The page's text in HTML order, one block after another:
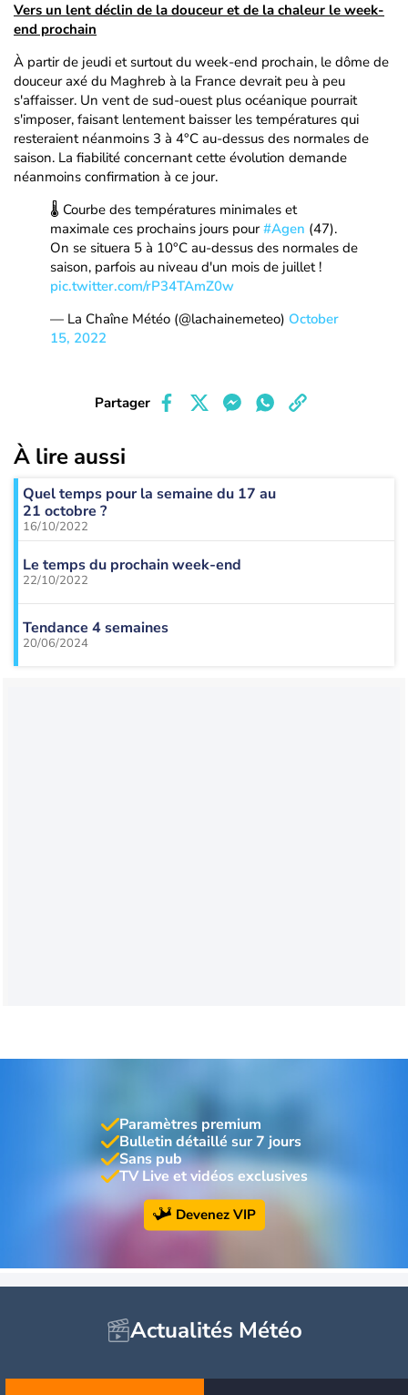
Vers un lent déclin de la douceur et de la chaleur le week-
end prochain
À partir de jeudi et surtout du week-end prochain, le dôme de
douceur axé du Maghreb à la France devrait peu à peu
s'affaisser. Un vent de sud-ouest plus océanique pourrait
s'imposer, faisant lentement baisser les températures qui
resteraient néanmoins 3 à 4°C au-dessus des normales de
saison. La fiabilité concernant cette évolution demande
néanmoins confirmation à ce jour.
🌡️ Courbe des températures minimales et
maximale ces prochains jours pour#Agen (47).
On se situera 5 à 10°C au-dessus des normales de
saison, parfois au niveau d'un mois de juillet !
pic.twitter.com/rP34TAmZ0w
— La Chaîne Météo (@lachainemeteo) October
15, 2022
Partager
À lire aussi
Quel temps pour la semaine du 17 au
21 octobre ?
16/10/2022
Le temps du prochain week-end
22/10/2022
Tendance 4 semaines
20/06/2024
Paramètres premium
Bulletin détaillé sur 7 jours
Sans pub
TV Live et vidéos exclusives
Devenez VIP
Actualités Météo